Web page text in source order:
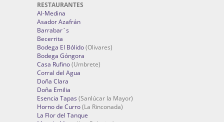
RESTAURANTES
Al-Medina
Asador Azafrán
Barrabar´s
Becerrita
Bodega El Bólido(Olivares)
Bodega Góngora
Casa Rufino(Umbrete)
Corral del Agua
Doña Clara
Doña Emilia
Esencia Tapas (Sanlúcar la Mayor)
Horno de Curro(La Rinconada)
La Flor del Tanque